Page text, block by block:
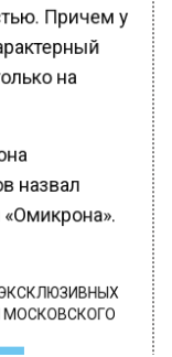
Причем у
на
назвал
МОСКОВСКОГО